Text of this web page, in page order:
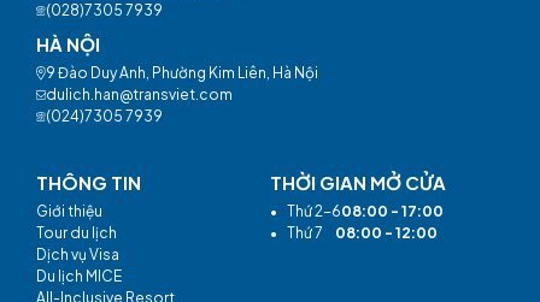
(028)7305 7939
HÀ NỘI
9 Đào Duy Anh, Phường Kim Liên, Hà Nội
dulich.han@transviet.com
(024)7305 7939
THÔNG TIN
Giới thiệu
Tour du lịch
Dịch vụ Visa
Du lịch MICE
All-Inclusive Resort
THỜI GIAN MỞ CỬA
• Thứ 2-608:00 - 17:00
• Thứ 7 08:00 - 12:00